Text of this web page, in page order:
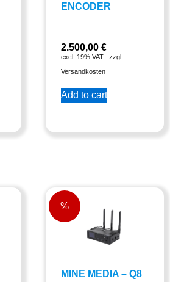
ENCODER
2.500,00 €
excl. 19% VAT
zzgl.
Versandkosten
Add to cart
%
MINE MEDIA – Q8